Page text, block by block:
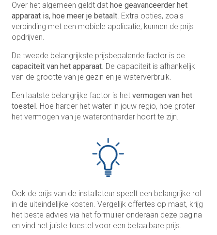
Over het algemeen geldt dat hoe geavanceerder het
apparaat is, hoe meer je betaalt. Extra opties, zoals
verbinding met een mobiele applicatie, kunnen de prijs
opdrijven.
De tweede belangrijkste prijsbepalende factor is de
capaciteit van het apparaat. De capaciteit is afhankelijk
van de grootte van je gezin en je waterverbruik.
Een laatste belangrijke factor is het vermogen van het
toestel . Hoe harder het water in jouw regio, hoe groter
het vermogen van je waterontharder hoort te zijn.
Ook de prijs van de installateur speelt een belangrijke rol
in de uiteindelijke kosten. Vergelijk offertes op maat, krijg
het beste advies via het formulier onderaan deze pagina
en vind het juiste toestel voor een betaalbare prijs.